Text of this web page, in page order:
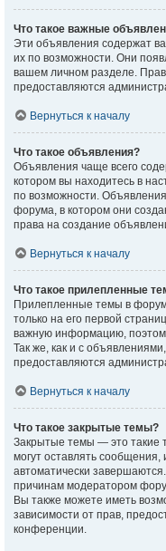
Что такое важные
Эти объявления содержат
их по возможности. Они
вашем личном разделе.
предоставляются
Вернуться к началу
Что такое объявления?
Объявления чаще всего
котором вы находитесь в
по возможности.
форума, в котором они
права на создание
Вернуться к началу
Что такое прилепленные
Прилепленные темы в
только на его первой
важную информацию,
Так же, как и с
предоставляются
Вернуться к началу
Что такое закрытые темы?
Закрытые темы — это такие
могут оставлять
автоматически
причинам модератором
Вы также можете иметь
зависимости от прав,
конференции.